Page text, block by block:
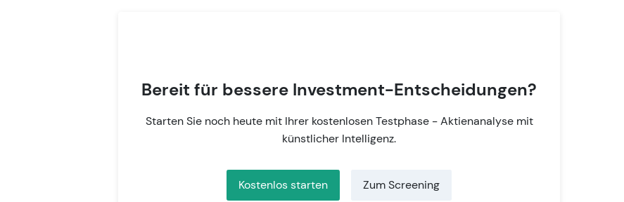
Bereit für bessere Investment-Entscheidungen?
Starten Sie noch heute mit Ihrer kostenlosen Testphase - Aktienanalyse mit
künstlicher Intelligenz.
Kostenlos starten Zum Screening